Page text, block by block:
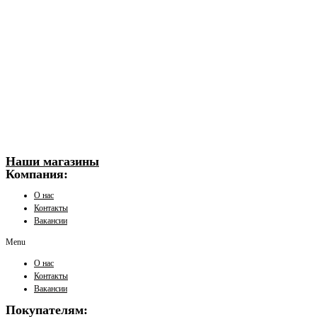
Наши магазины
Компания:
О нас
Контакты
Вакансии
Menu
О нас
Контакты
Вакансии
Покупателям: